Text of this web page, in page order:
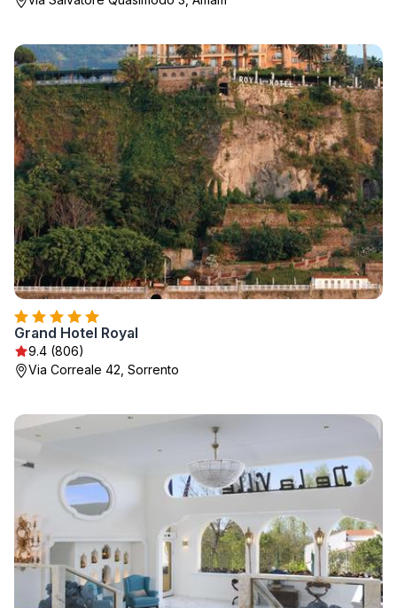
Grand Hotel Royal
9.4 (806)
Via Correale 42, Sorrento